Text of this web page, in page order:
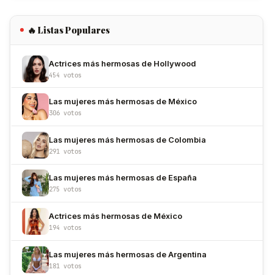
🔥 Listas Populares
Actrices más hermosas de Hollywood
454 votos
Las mujeres más hermosas de México
306 votos
Las mujeres más hermosas de Colombia
291 votos
Las mujeres más hermosas de España
275 votos
Actrices más hermosas de México
194 votos
Las mujeres más hermosas de Argentina
181 votos